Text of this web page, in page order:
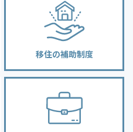
移住の補助制度